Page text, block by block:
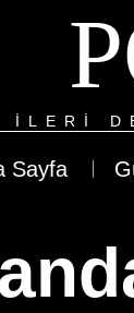
ILERI
Sayfa